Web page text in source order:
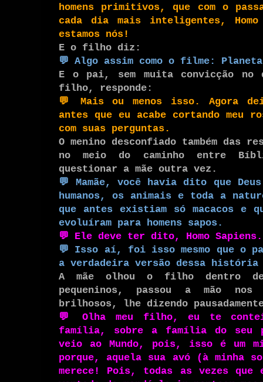
homens primitivos, que com o
cada dia mais inteligentes, Homo
estamos nós!
E o filho diz:
💬 Algo assim como o filme: Planeta
E o pai, sem muita convicção no
filho, responde:
💬
Mais ou menos isso. Agora
antes que eu acabe cortando meu
com suas perguntas.
O menino desconfiado também das
no meio do caminhoentre
questionar a mãe outra vez.
💬
Mamãe, você havia dito que
humanos, os animais e toda a
que antes existiam só macacos e
evoluíram para homens sapos.
💬 Ele deve ter dito, Homo
💬 Isso aí, foi isso mesmo que o
a verdadeira versão dessa
A mãe olhou o filho dentro
pequeninos, passou a mão
brilhosos, lhe dizendo
💬
Olha meu filho, eu te contei
família, sobre a família do seu
veio ao Mundo, pois, isso é um
porque, aquela sua avó (à minha
merece! Pois, todas as vezes que